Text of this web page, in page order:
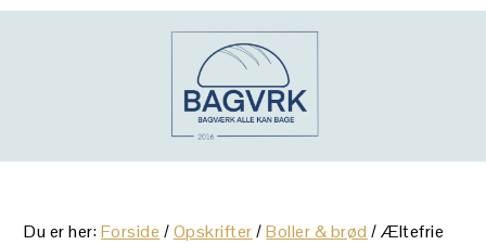
Gå
Skip
Gå
Du er her:Forside /Opskrifter / Boller & brød /Æltefrie